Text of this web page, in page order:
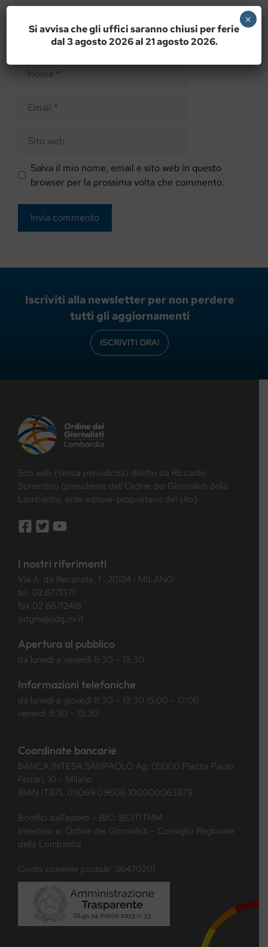
Nome
web
Salva il mio nome, email e sito web in questo
browser per la prossima volta che commento.
Iscriviti alla newsletter per non perdere
tutti gli aggiornamenti
ISCRIVITI ORA!
Sito web (senza periodicità) diretto da Riccardo
Sorrentino (presidente dell’Ordine dei Giornalisti della
Lombardia, ente editore-proprietario del sito)
I nostri riferimenti
Via A. da Recanate, 1 · 20124 · MILANO
tel. 02.6771371
fax 02 66712418
odgmi@odg.mi.it
Apertura al pubblico
da lunedì a venerdì 8:30 – 13:30
Informazioni telefoniche
da lunedì a giovedì 8:30 – 13:30 15:00 – 17:00
venerdì 8:30 – 13:30
Coordinate bancarie
BANCA INTESA SANPAOLO Ag. 05000 Piazza Paolo
Ferrari, 10 – Milano
IBAN IT87L 03069 09606 100000063878
Bonifici dall’estero – BIC: BCITITMM
Intestato a: Ordine dei Giornalisti – Consiglio Regionale
della Lombardia
Conto corrente postale: 36470201
Si avvisa che gli uffici saranno chiusi per ferie
dal 3 agosto 2026 al 21 agosto 2026.
×